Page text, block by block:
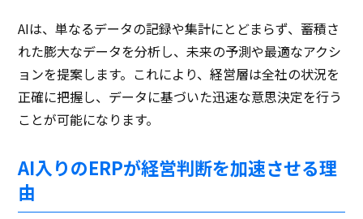
AIは、単なるデータの記録や集計にとどまらず、蓄積さ
れた膨大なデータを分析し、未来の予測や最適なアクシ
ョンを提案します。これにより、経営層は全社の状況を
正確に把握し、データに基づいた迅速な意思決定を行う
ことが可能になります。
AI入りのERPが経営判断を加速させる理
由